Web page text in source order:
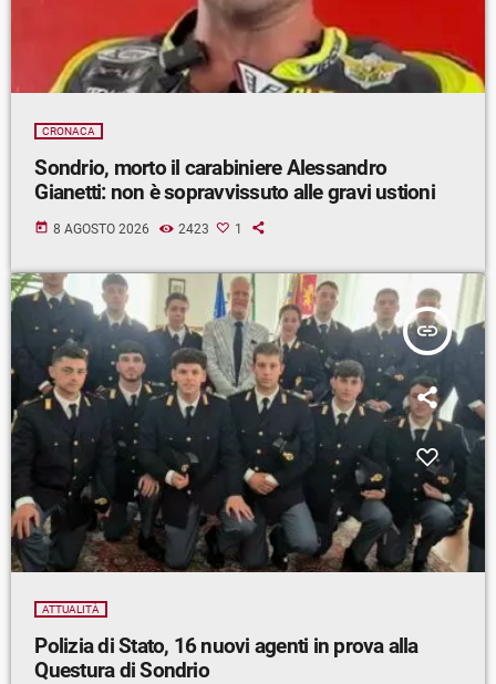
CRONACA
Sondrio, morto il carabiniere Alessandro
Gianetti: non è sopravvissuto alle gravi ustioni
today 8 AGOSTO 2026 2423 1
insert_link
ATTUALITÀ
Polizia di Stato, 16 nuovi agenti in prova alla
Questura di Sondrio